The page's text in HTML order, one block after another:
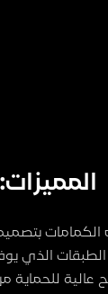
المميزات:
الكمامات
الطبقات الذي
عالية للحماية من